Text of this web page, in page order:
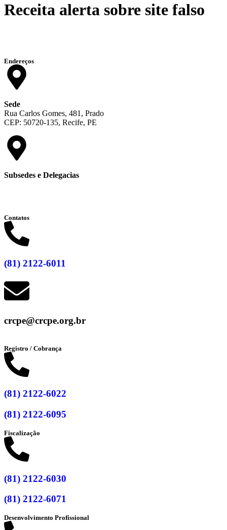
Receita alerta sobre site falso
Endereços
Sede
Rua Carlos Gomes, 481, Prado
CEP: 50720-135, Recife, PE
Subsedes e Delegacias
Contatos
(81) 2122-6011
crcpe@crcpe.org.br
Registro / Cobrança
(81) 2122-6022
(81) 2122-6095
Fiscalização
(81) 2122-6030
(81) 2122-6071
Desenvolvimento Profissional